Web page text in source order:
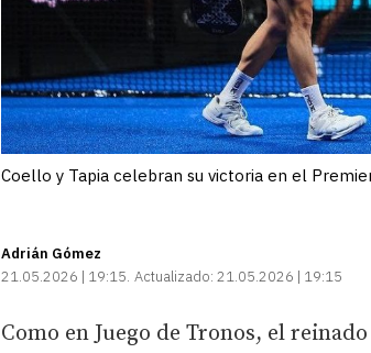
Coello y Tapia celebran su victoria en el
Adrián Gómez
21.05.2026 | 19:15 Actualizado: 21.05.2026 | 19:15
Como en Juego de Tronos, el